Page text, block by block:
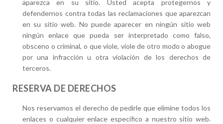
aparezca en su sitio. Usted acepta protegernos y
defendernos contra todas las reclamaciones que aparezcan
en su sitio web. No puede aparecer en ningún sitio web
ningún enlace que pueda ser interpretado como falso,
obsceno o criminal, o que viole, viole de otro modo o abogue
por una infracción u otra violación de los derechos de
terceros.
RESERVA DE DERECHOS
Nos reservamos el derecho de pedirle que elimine todos los
enlaces o cualquier enlace específico a nuestro sitio web.